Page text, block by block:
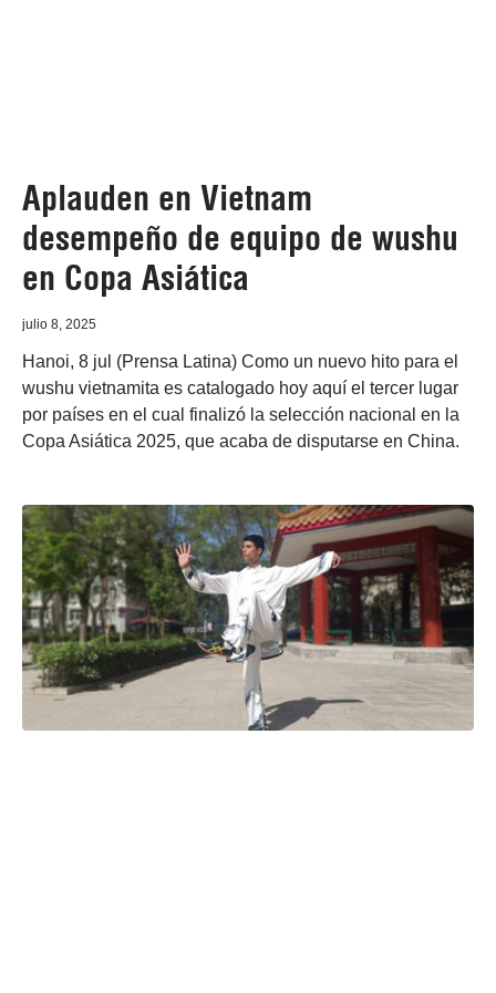
Aplauden en Vietnam
desempeño de equipo de wushu
en Copa Asiática
julio 8, 2025
Hanoi, 8 jul (Prensa Latina) Como un nuevo hito para el
wushu vietnamita es catalogado hoy aquí el tercer lugar
por países en el cual finalizó la selección nacional en la
Copa Asiática 2025, que acaba de disputarse en China.